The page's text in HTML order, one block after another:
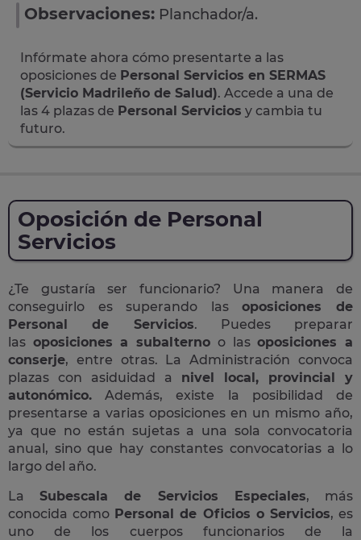
Observaciones: Planchador/a.
Infórmate ahora cómo presentarte a las
oposiciones de Personal Servicios en SERMAS
(Servicio Madrileño de Salud). Accede a una de
las 4 plazas de Personal Servicios y cambia tu
futuro.
Oposición de Personal
Servicios
¿Te gustaría ser funcionario? Una manera de
conseguirlo es superando lasoposiciones de
Personal de Servicios. Puedes preparar
las oposiciones a subalterno o lasoposiciones a
conserje, entre otras. La Administración convoca
plazas con asiduidad a nivel local, provincial y
autonómico. Además, existe la posibilidad de
presentarse a varias oposiciones en un mismo año,
ya que no están sujetas a una sola convocatoria
anual, sino que hay constantes convocatorias a lo
largo del año.
LaSubescala de Servicios Especiales, más
conocida como Personal de Oficios o Servicios, es
uno de los cuerpos funcionarios de la